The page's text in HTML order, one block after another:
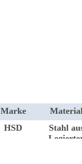
Marke
HSD
Stahl